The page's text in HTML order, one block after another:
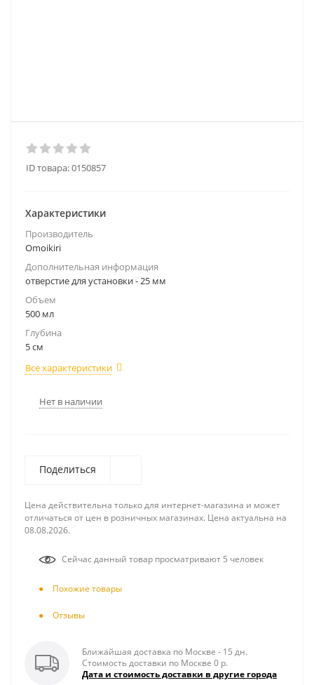
ID товара:0150857
Характеристики
Производитель
Omoikiri
Дополнительная информация
отверстие для установки - 25 мм
Объем
500 мл
Глубина
5 см
Все характеристики
Нет в наличии
Поделиться
Цена действительна только для интернет-магазина и может
отличаться от цен в розничных магазинах. Цена актуальна на
08.08.2026.
Сейчас данный товар просматривают 5 человек
Похожие товары
Отзывы
Ближайшая доставка по Москве - 15 дн.
Стоимость доставки по Москве 0 р.
Дата и стоимость доставки в другие города